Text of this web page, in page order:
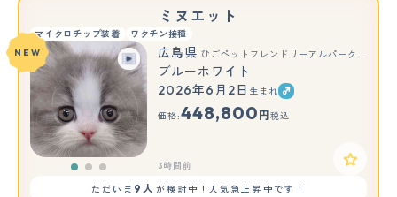
ミヌエット
マイクロチップ装着 ワクチン接種
もっと見る
NEW 広島県 ひごペットフレンドリーアルパーク広島店
ブルーホワイト
2026年6月2日 生まれ
価格:448,800 円 税込
3時間前
ただいま 9人 が検討中！人気急上昇中です！